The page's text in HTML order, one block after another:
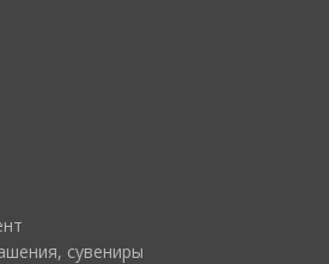
сувениры